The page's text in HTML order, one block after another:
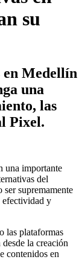
su
en Medellín
una
las
Pixel.
una importante
del
supremamente
efectividad y
las plataformas
la creación
contenidos en